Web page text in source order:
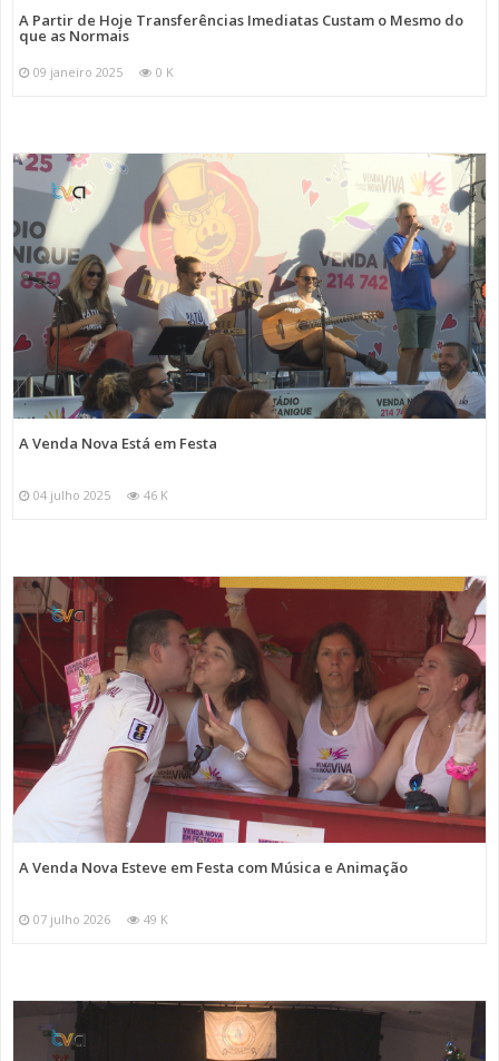
A Partir de Hoje Transferências Imediatas Custam o Mesmo do
que as Normais
09 janeiro 2025 0 K
A Venda Nova Está em Festa
04 julho 2025 46 K
A Venda Nova Esteve em Festa com Música e Animação
07 julho 2026 49 K